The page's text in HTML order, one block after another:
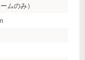
ムのみ）